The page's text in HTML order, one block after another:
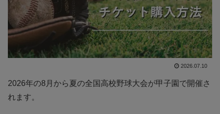
2026.07.10
2026年の8月から夏の全国高校野球大会が甲子園で開催さ
れます。